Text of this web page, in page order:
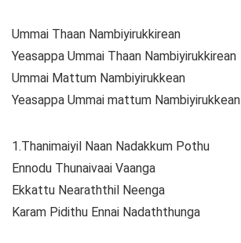
Ummai Thaan Nambiyirukkirean
Yeasappa Ummai Thaan Nambiyirukkirean
Ummai Mattum Nambiyirukkean
Yeasappa Ummai mattum Nambiyirukkean
1.Thanimaiyil Naan Nadakkum Pothu
Ennodu Thunaivaai Vaanga
Ekkattu Nearaththil Neenga
Karam Pidithu Ennai Nadaththunga